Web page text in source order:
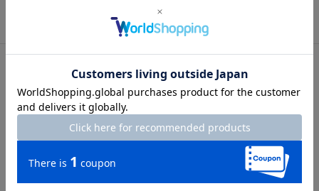
サイズ 着丈 バスト 裄丈
110
70